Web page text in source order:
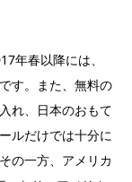
年春以降には、
す。また、無料の
れ、日本のおもて
ルだけでは十分に
の一方、アメリカ